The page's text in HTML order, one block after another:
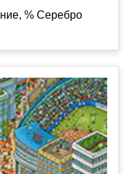
% Серебро